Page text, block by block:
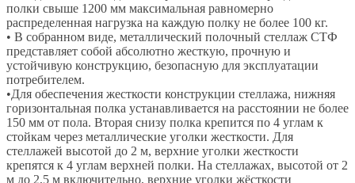
полки свыше 1200 мм максимальная равномерно
распределенная нагрузка на каждую полку не более 100 кг.
• В собранном виде, металлический полочный стеллаж СТФ
представляет собой абсолютно жесткую, прочную и
устойчивую конструкцию, безопасную для эксплуатации
потребителем.
•Для обеспечения жесткости конструкции стеллажа, нижняя
горизонтальная полка устанавливается на расстоянии не более
150 мм от пола. Вторая снизу полка крепится по 4 углам к
стойкам через металлические уголки жесткости. Для
стеллажей высотой до 2 м, верхние уголки жесткости
крепятся к 4 углам верхней полки. На стеллажах, высотой от 2
м до 2,5 м включительно, верхние уголки жёсткости